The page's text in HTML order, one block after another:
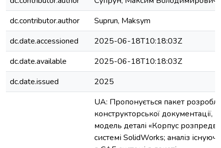
dc.contributor.author
Suprun, Maksym
dc.date.accessioned
2025-06-18T10:18:03Z
dc.date.available
2025-06-18T10:18:03Z
dc.date.issued
2025
UA: Пропонується пакет
конструкторської документації,
модель деталі «Корпус
систeмі SolidWorks; аналіз